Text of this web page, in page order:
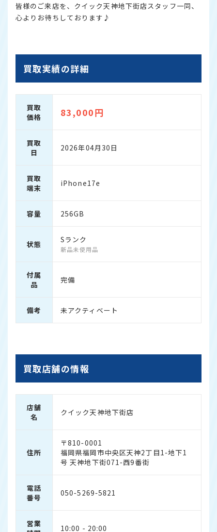
皆様のご来店を、クイック天神地下街店スタッフ一同、
心よりお待ちしております♪
買取実績の詳細
買取
価格
83,000円
買取
日
2026年04月30日
買取
端末
iPhone17e
容量 256GB
状態 Sランク
新品未使用品
付属
品
完備
備考 未アクティベート
買取店舗の情報
店舗
名
クイック天神地下街店
住所
〒810-0001
福岡県福岡市中央区天神2丁目1-地下1
号 天神地下街071-西9番街
電話
番号
050-5269-5821
営業
10:00 - 20:00